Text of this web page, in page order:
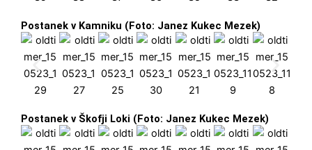
Postanek v Kamniku (Foto: Janez Kukec Mezek)
Postanek v Škofji Loki (Foto: Janez Kukec Mezek)